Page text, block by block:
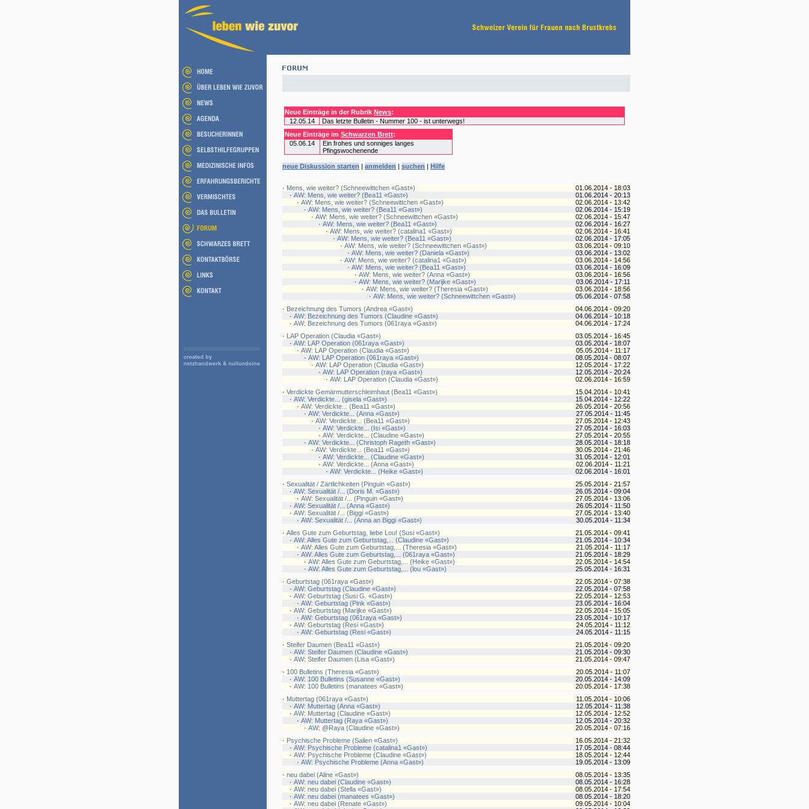
Neue Einträge in der Rubrik News:
12.05.14
Das letzte Bulletin - Nummer 100 - ist unterwegs!
Neue Einträge im Schwarzen Brett:
05.06.14
Ein frohes und sonniges langes
Pfingswochenende
neue Diskussion starten | anmelden | suchen | Hilfe
· Mens, wie weiter? (Schneewittchen «Gast»)
01.06.2014 - 18:03
· AW: Mens, wie weiter? (Bea11 «Gast»)
01.06.2014 - 20:13
· AW: Mens, wie weiter? (Schneewittchen «Gast»)
02.06.2014 - 13:42
· AW: Mens, wie weiter? (Bea11 «Gast»)
02.06.2014 - 15:19
· AW: Mens, wie weiter? (Schneewittchen «Gast»)
02.06.2014 - 15:47
· AW: Mens, wie weiter? (Bea11 «Gast»)
02.06.2014 - 16:27
· AW: Mens, wie weiter? (catalina1 «Gast»)
02.06.2014 - 16:41
· AW: Mens, wie weiter? (Bea11 «Gast»)
02.06.2014 - 17:05
· AW: Mens, wie weiter? (Schneewittchen «Gast»)
03.06.2014 - 09:10
· AW: Mens, wie weiter? (Daniela «Gast»)
03.06.2014 - 13:02
· AW: Mens, wie weiter? (catalina1 «Gast»)
03.06.2014 - 14:56
· AW: Mens, wie weiter? (Bea11 «Gast»)
03.06.2014 - 16:09
· AW: Mens, wie weiter? (Anna «Gast»)
03.06.2014 - 16:56
· AW: Mens, wie weiter? (Marijke «Gast»)
03.06.2014 - 17:11
· AW: Mens, wie weiter? (Theresia «Gast»)
03.06.2014 - 18:56
· AW: Mens, wie weiter? (Schneewittchen «Gast»)
05.06.2014 - 07:58
· Bezeichnung des Tumors (Andrea «Gast»)
04.06.2014 - 09:20
· AW: Bezeichnung des Tumors (Claudine «Gast»)
04.06.2014 - 10:18
· AW: Bezeichnung des Tumors (061raya «Gast»)
04.06.2014 - 17:24
· LAP Operation (Claudia «Gast»)
03.05.2014 - 16:45
· AW: LAP Operation (061raya «Gast»)
03.05.2014 - 18:07
· AW: LAP Operation (Claudia «Gast»)
05.05.2014 - 11:17
· AW: LAP Operation (061raya «Gast»)
08.05.2014 - 08:07
· AW: LAP Operation (Claudia «Gast»)
12.05.2014 - 17:22
· AW: LAP Operation (raya «Gast»)
12.05.2014 - 20:24
· AW: LAP Operation (Claudia «Gast»)
02.06.2014 - 16:59
· Verdickte Gemärmutterschleimhaut (Bea11 «Gast»)
15.04.2014 - 10:41
· AW: Verdickte... (gisela «Gast»)
15.04.2014 - 12:22
· AW: Verdickte... (Bea11 «Gast»)
26.05.2014 - 20:56
· AW: Verdickte... (Anna «Gast»)
27.05.2014 - 11:45
· AW: Verdickte... (Bea11 «Gast»)
27.05.2014 - 12:43
· AW: Verdickte... (Isi «Gast»)
27.05.2014 - 16:03
· AW: Verdickte... (Claudine «Gast»)
27.05.2014 - 20:55
· AW: Verdickte... (Christoph Rageth «Gast»)
28.05.2014 - 18:18
· AW: Verdickte... (Bea11 «Gast»)
30.05.2014 - 21:46
· AW: Verdickte... (Claudine «Gast»)
31.05.2014 - 12:01
· AW: Verdickte... (Anna «Gast»)
02.06.2014 - 11:21
· AW: Verdickte... (Heike «Gast»)
02.06.2014 - 16:01
· Sexualität / Zärtlichkeiten (Pinguin «Gast»)
25.05.2014 - 21:57
· AW: Sexualität /... (Doris M. «Gast»)
26.05.2014 - 09:04
· AW: Sexualität /... (Pinguin «Gast»)
27.05.2014 - 13:06
· AW: Sexualität /... (Anna «Gast»)
26.05.2014 - 11:50
· AW: Sexualität /... (Biggi «Gast»)
27.05.2014 - 13:40
· AW: Sexualität /... (Anna an Biggi «Gast»)
30.05.2014 - 11:34
· Alles Gute zum Geburtstag, liebe Lou! (Susi «Gast»)
21.05.2014 - 09:41
· AW: Alles Gute zum Geburtstag,... (Claudine «Gast»)
21.05.2014 - 10:34
· AW: Alles Gute zum Geburtstag,... (Theresia «Gast»)
21.05.2014 - 11:17
· AW: Alles Gute zum Geburtstag,... (061raya «Gast»)
21.05.2014 - 18:29
· AW: Alles Gute zum Geburtstag,... (Heike «Gast»)
22.05.2014 - 14:54
· AW: Alles Gute zum Geburtstag,... (lou «Gast»)
25.05.2014 - 16:31
· Geburtstag (061raya «Gast»)
22.05.2014 - 07:38
· AW: Geburtstag (Claudine «Gast»)
22.05.2014 - 07:58
· AW: Geburtstag (Susi G. «Gast»)
22.05.2014 - 12:53
· AW: Geburtstag (Pink «Gast»)
23.05.2014 - 16:04
· AW: Geburtstag (Marijke «Gast»)
22.05.2014 - 15:05
· AW: Geburtstag (061raya «Gast»)
23.05.2014 - 10:17
· AW: Geburtstag (Resi «Gast»)
24.05.2014 - 11:12
· AW: Geburtstag (Resi «Gast»)
24.05.2014 - 11:15
· Steifer Daumen (Bea11 «Gast»)
21.05.2014 - 09:20
· AW: Steifer Daumen (Claudine «Gast»)
21.05.2014 - 09:30
· AW: Steifer Daumen (Lisa «Gast»)
21.05.2014 - 09:47
· 100 Bulletins (Theresia «Gast»)
20.05.2014 - 11:07
· AW: 100 Bulletins (Susanne «Gast»)
20.05.2014 - 14:09
· AW: 100 Bulletins (manatees «Gast»)
20.05.2014 - 17:38
· Muttertag (061raya «Gast»)
11.05.2014 - 10:06
· AW: Muttertag (Anna «Gast»)
12.05.2014 - 11:38
· AW: Muttertag (Claudine «Gast»)
12.05.2014 - 12:52
· AW: Muttertag (Raya «Gast»)
12.05.2014 - 20:32
· AW: @Raya (Claudine «Gast»)
20.05.2014 - 07:16
· Psychische Probleme (Sailen «Gast»)
16.05.2014 - 21:32
· AW: Psychische Probleme (catalina1 «Gast»)
17.05.2014 - 08:44
· AW: Psychische Probleme (Claudine «Gast»)
18.05.2014 - 12:44
· AW: Psychische Probleme (Anna «Gast»)
19.05.2014 - 13:09
· neu dabei (Aline «Gast»)
08.05.2014 - 13:35
· AW: neu dabei (Claudine «Gast»)
08.05.2014 - 16:28
· AW: neu dabei (Stella «Gast»)
08.05.2014 - 17:54
· AW: neu dabei (manatees «Gast»)
08.05.2014 - 18:20
· AW: neu dabei (Renate «Gast»)
09.05.2014 - 10:04